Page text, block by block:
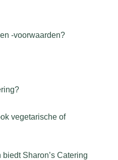
-voorwaarden?
vegetarische of
Sharon’s Catering